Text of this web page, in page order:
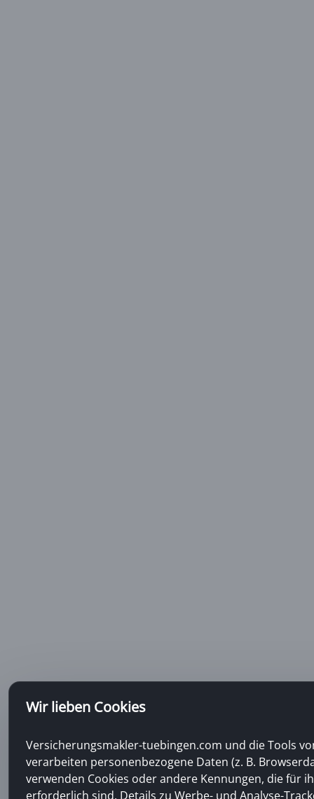
Wir lieben Cookies
Versicherungsmakler-tuebingen.com und die Tools
verarbeiten personenbezogene Daten (z. B.
verwenden Cookies oder andere Kennungen, die für
erforderlich sind. Details zu Werbe- und Analyse-